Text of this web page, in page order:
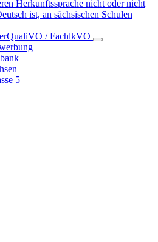
Herkunftssprache nicht oder nicht
ist, an sächsischen Schulen
/ FachlkVO
5